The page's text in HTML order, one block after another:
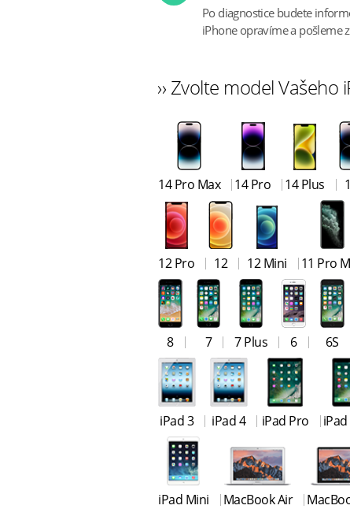
Po diagnostice budete
iPhone opravíme a pošleme
›› Zvolte model
14 Pro Max 14 Pro 14 Plus
12 Pro 12 12 Mini 11 Pro
8 7 7 Plus 6 6S
iPad 3 iPad 4 iPad Pro
iPad Mini MacBook Air